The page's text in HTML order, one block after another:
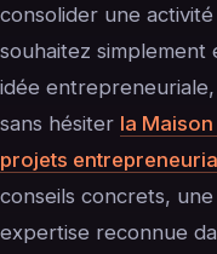
consolider une
souhaitez
idée
sans hésiter la
projets
conseils concrets,
expertise reconnue